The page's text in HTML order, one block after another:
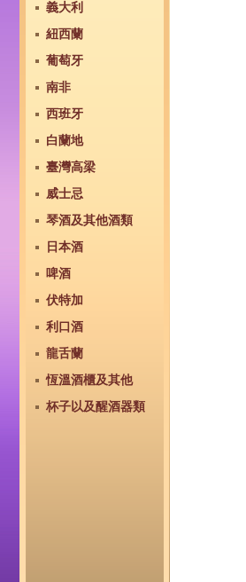
義大利
紐西蘭
葡萄牙
南非
西班牙
白蘭地
臺灣高梁
威士忌
琴酒及其他酒類
日本酒
啤酒
伏特加
利口酒
龍舌蘭
恆溫酒櫃及其他
杯子以及醒酒器類